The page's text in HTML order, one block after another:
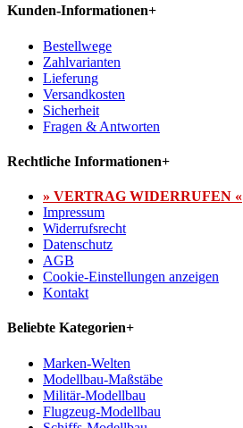
Kunden-Informationen+
Bestellwege
Zahlvarianten
Lieferung
Versandkosten
Sicherheit
Fragen & Antworten
Rechtliche Informationen+
» VERTRAG WIDERRUFEN «
Impressum
Widerrufsrecht
Datenschutz
AGB
Cookie-Einstellungen anzeigen
Kontakt
Beliebte Kategorien+
Marken-Welten
Modellbau-Maßstäbe
Militär-Modellbau
Flugzeug-Modellbau